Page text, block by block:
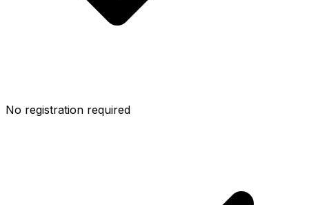
No registration required